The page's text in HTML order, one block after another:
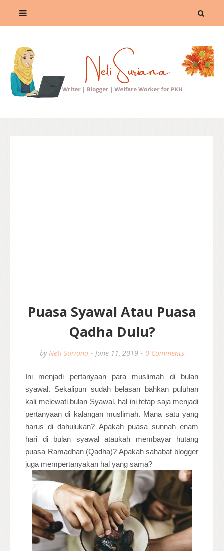
Puasa Syawal Atau Puasa
Qadha Dulu?
by Neti Suriana June 11, 2019 0 Comments
Ini menjadi pertanyaan para muslimah di bulan
syawal. Sekalipun sudah belasan bahkan puluhan
kali melewati bulan Syawal, hal ini tetap saja menjadi
pertanyaan di kalangan muslimah. Mana satu yang
harus di dahulukan? Apakah puasa sunnah enam
hari di bulan syawal ataukah membayar hutang
puasa Ramadhan (Qadha)? Apakah sahabat blogger
juga mempertanyakan hal yang sama?